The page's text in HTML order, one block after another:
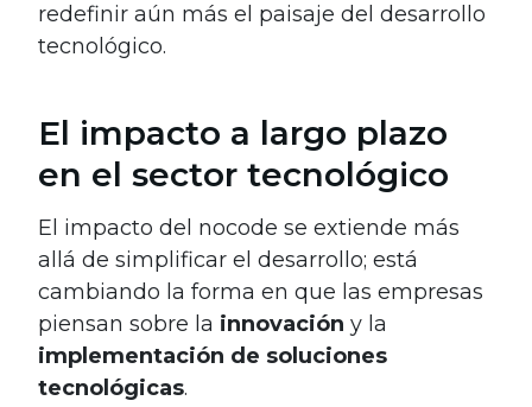
redefinir aún más el paisaje del desarrollo
tecnológico.
El impacto a largo plazo
en el sector tecnológico
El impacto del nocode se extiende más
allá de simplificar el desarrollo; está
cambiando la forma en que las empresas
piensan sobre la innovación y la
implementación de soluciones
tecnológicas.